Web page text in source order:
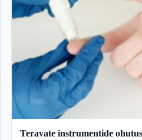
Teravate instrumentide